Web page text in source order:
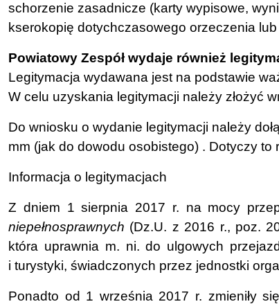
schorzenie zasadnicze (karty wypisowe,
kserokopię dotychczasowego orzeczenia lub
Powiatowy Zespół wydaje również
Legitymacja wydawana jest na podstawie
W celu uzyskania legitymacji należy złożyć
Do wniosku o wydanie legitymacji należy
mm (jak do dowodu osobistego) . Dotyczy
Informacja o legitymacjach
Z dniem 1 sierpnia 2017 r. na mocy
niepełnosprawnych (Dz.U. z 2016 r., poz.
która uprawnia m. ni. do ulgowych
i turystyki, świadczonych przez jednostki
Ponadto od 1 września 2017 r. zmieniły